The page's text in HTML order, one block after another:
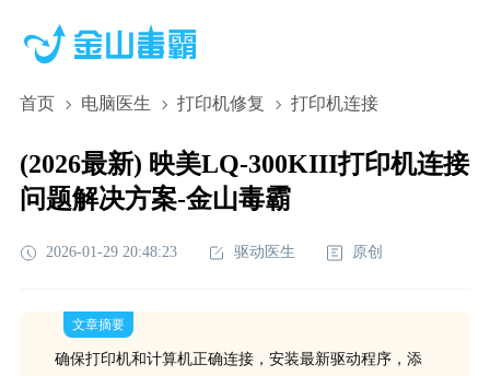
首页 电脑医生 打印机修复 打印机连接
(2026最新) 映美LQ-300KIII打印机连接
问题解决方案-金山毒霸
2026-01-29 20:48:23 驱动医生 原创
文章摘要
确保打印机和计算机正确连接，安装最新驱动程序，添